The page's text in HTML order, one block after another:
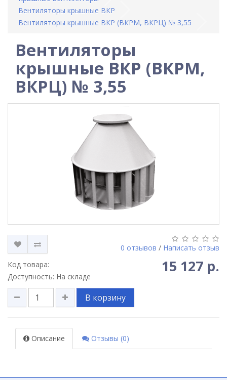
Вентиляторы крышные ВКР
Вентиляторы крышные ВКР (ВКРМ, ВКРЦ) № 3,55
Вентиляторы
крышные ВКР (ВКРМ,
ВКРЦ) № 3,55
0 отзывов / Написать отзыв
Код товара:
Доступность: На складе
15 127 р.
В корзину
Описание Отзывы (0)